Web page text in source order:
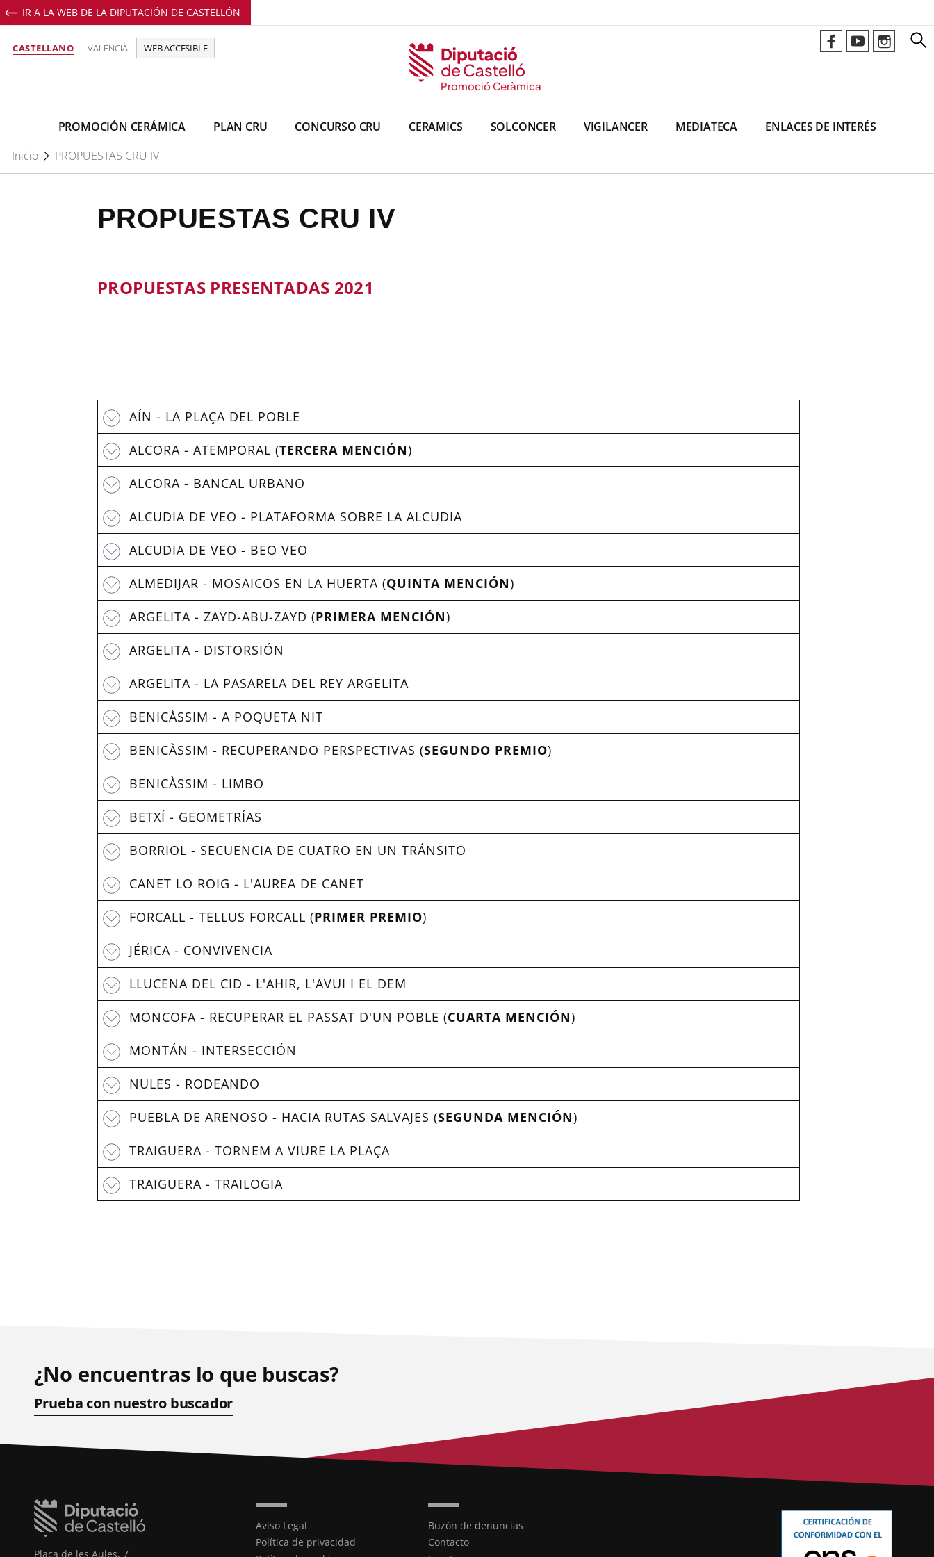
IR A LA WEB DE LA DIPUTACIÓN DE CASTELLÓN
CASTELLANO VALENCIÀ WEB ACCESIBLE
Perfil de Facebook de Promoció Ceràmica
Perfil de Youtube de Promoció Ceràmica
Perfil de Instagram de Promoció Ceràmica
Promoció Ceràmica
PROMOCIÓN CERÁMICA PLAN CRU CONCURSO CRU CERAMICS SOLCONCER VIGILANCER MEDIATECA
ENLACES DE INTERÉS
Inicio
PROPUESTAS CRU IV
PROPUESTAS CRU IV
PROPUESTAS PRESENTADAS 2021
AÍN - LA PLAÇA DEL POBLE
ALCORA - ATEMPORAL (TERCERA MENCIÓN)
ALCORA - BANCAL URBANO
ALCUDIA DE VEO - PLATAFORMA SOBRE LA ALCUDIA
ALCUDIA DE VEO - BEO VEO
ALMEDIJAR - MOSAICOS EN LA HUERTA (QUINTA MENCIÓN)
ARGELITA - ZAYD-ABU-ZAYD (PRIMERA MENCIÓN)
ARGELITA - DISTORSIÓN
ARGELITA - LA PASARELA DEL REY ARGELITA
BENICÀSSIM - A POQUETA NIT
BENICÀSSIM - RECUPERANDO PERSPECTIVAS (SEGUNDO PREMIO)
BENICÀSSIM - LIMBO
BETXÍ - GEOMETRÍAS
BORRIOL - SECUENCIA DE CUATRO EN UN TRÁNSITO
CANET LO ROIG - L'AUREA DE CANET
FORCALL - TELLUS FORCALL (PRIMER PREMIO)
JÉRICA - CONVIVENCIA
LLUCENA DEL CID - L'AHIR, L'AVUI I EL DEM
MONCOFA - RECUPERAR EL PASSAT D'UN POBLE (CUARTA MENCIÓN)
MONTÁN - INTERSECCIÓN
NULES - RODEANDO
PUEBLA DE ARENOSO - HACIA RUTAS SALVAJES (SEGUNDA MENCIÓN)
TRAIGUERA - TORNEM A VIURE LA PLAÇA
TRAIGUERA - TRAILOGIA
¿No encuentras lo que buscas?
Prueba con nuestro buscador
Plaça de les Aules, 7
Aviso Legal
Política de privacidad
Buzón de denuncias
Contacto